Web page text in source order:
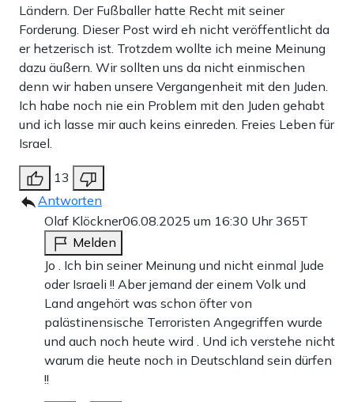
Ländern. Der Fußballer hatte Recht mit seiner
Forderung. Dieser Post wird eh nicht veröffentlicht da
er hetzerisch ist. Trotzdem wollte ich meine Meinung
dazu äußern. Wir sollten uns da nicht einmischen
denn wir haben unsere Vergangenheit mit den Juden.
Ich habe noch nie ein Problem mit den Juden gehabt
und ich lasse mir auch keins einreden. Freies Leben für
Israel.
13
Antworten
Olaf Klöckner06.08.2025 um 16:30 Uhr365T
Melden
Jo . Ich bin seiner Meinung und nicht einmal Jude
oder Israeli !! Aber jemand der einem Volk und
Land angehört was schon öfter von
palästinensische Terroristen Angegriffen wurde
und auch noch heute wird . Und ich verstehe nicht
warum die heute noch in Deutschland sein dürfen
!!